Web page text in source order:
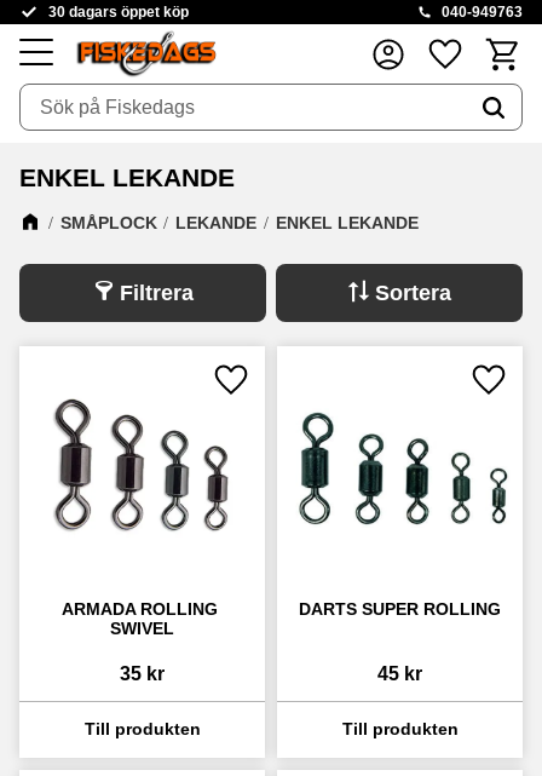
Meny
30 dagars öppet köp 040-949763
Favoriter
ENKEL LEKANDE
SMÅPLOCK LEKANDE ENKEL LEKANDE
Filtrera Sortera
ARMADA ROLLING
SWIVEL
35 kr
Lägg till i favoriter
DARTS SUPER ROLLING
45 kr
Lägg